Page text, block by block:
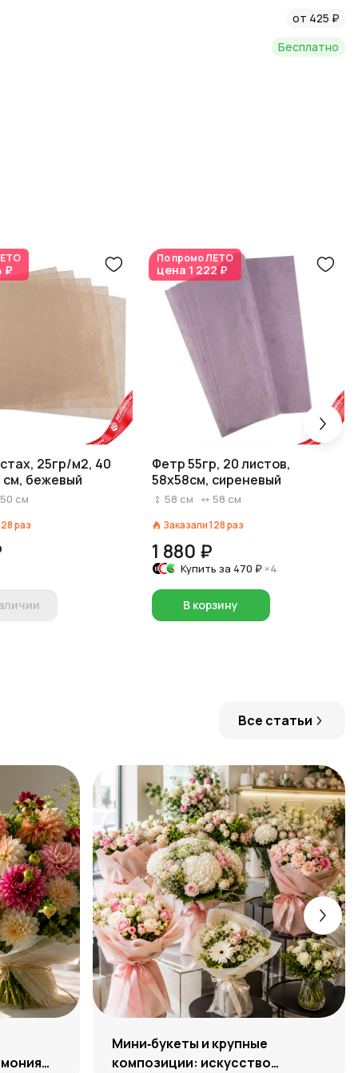
от 425 ₽
Бесплатно
₽
25гр/м2, 40
см, бежевый
50 см
раз
По промоЛЕТО
цена 1 222 ₽
Фетр 55гр, 20 листов,
58х58см, сиреневый
58 см 58 см
Заказали128раз
1 880 ₽
Купить за 470 ₽ ×4
В корзину
Все статьи
Мини‑букеты и крупные
композиции: искусство